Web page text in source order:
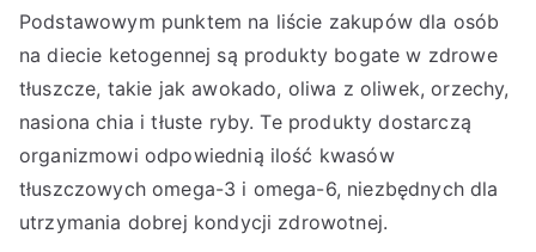
Podstawowym punktem na liście zakupów dla osób
na diecie ketogennej są produkty bogate w zdrowe
tłuszcze, takie jak awokado, oliwa z oliwek, orzechy,
nasiona chia i tłuste ryby. Te produkty dostarczą
organizmowi odpowiednią ilość kwasów
tłuszczowych omega-3 i omega-6, niezbędnych dla
utrzymania dobrej kondycji zdrowotnej.